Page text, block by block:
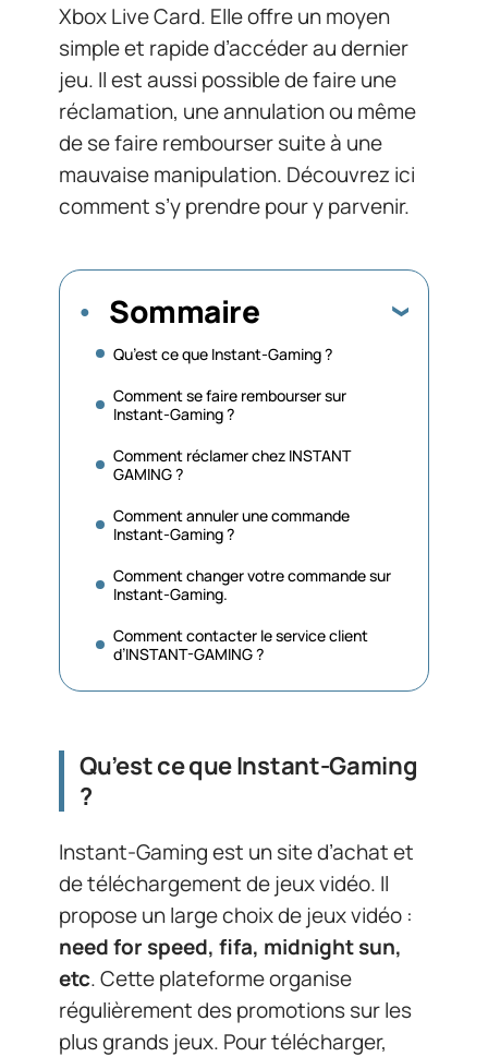
Xbox Live Card. Elle offre un moyen
simple et rapide d’accéder au dernier
jeu. Il est aussi possible de faire une
réclamation, une annulation ou même
de se faire rembourser suite à une
mauvaise manipulation. Découvrez ici
comment s’y prendre pour y parvenir.
Sommaire
Qu’est ce que Instant-Gaming ?
Comment se faire rembourser sur
Instant-Gaming ?
Comment réclamer chez INSTANT
GAMING ?
Comment annuler une commande
Instant-Gaming ?
Comment changer votre commande sur
Instant-Gaming.
Comment contacter le service client
d’INSTANT-GAMING ?
Qu’est ce que Instant-Gaming
?
Instant-Gaming est un site d’achat et
de téléchargement de jeux vidéo. Il
propose un large choix de jeux vidéo :
need for speed, fifa, midnight sun,
etc. Cette plateforme organise
régulièrement des promotions sur les
plus grands jeux. Pour télécharger,